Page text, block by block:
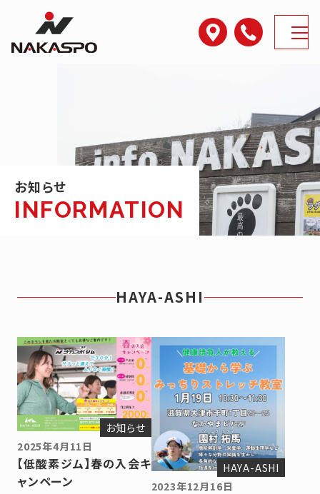
アクセス電話番号
MENU
お知らせ
HAYA-ASHI
お知らせ
2025年4月11日
【低酸素ジム】春の入会キ
ャンペーン
HAYA-ASHI
2023年12月16日